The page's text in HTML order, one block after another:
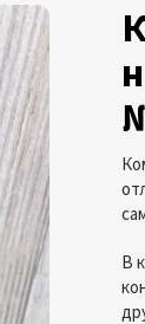
В